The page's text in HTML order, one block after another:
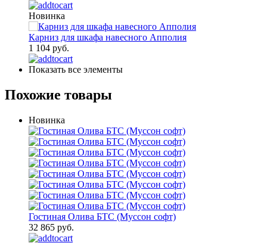
Новинка
Карниз для шкафа навесного Апполия
1 104 руб.
Показать все элементы
Похожие товары
Новинка
Гостиная Олива БТС (Муссон софт)
32 865 руб.